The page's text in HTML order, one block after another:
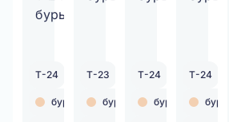
Т-24
бурый
Т-23
бурый
Т-24
бурый
Т-24
бурый